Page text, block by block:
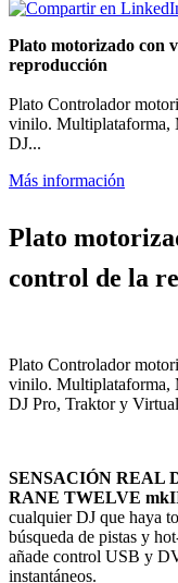
Plato motorizado con
reproducción
Plato Controlador
vinilo. Multiplataforma,
DJ...
Más información
Plato
control de la
Plato Controlador
vinilo. Multiplataforma,
DJ Pro, Traktor y
SENSACIÓN REAL
RANE TWELVE
cualquier DJ que haya
búsqueda de pistas y
añade control USB y
instantáneos.